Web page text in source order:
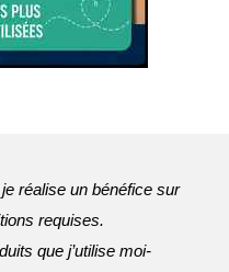
réalise un bénéfice sur
requises.
que j’utilise moi-